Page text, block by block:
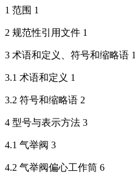
1 范围 1
2 规范性引用文件 1
3 术语和定义、符号和缩略语 1
3.1 术语和定义 1
3.2 符号和缩略语 2
4 型号与表示方法 3
4.1 气举阀 3
4.2 气举阀偏心工作筒 6